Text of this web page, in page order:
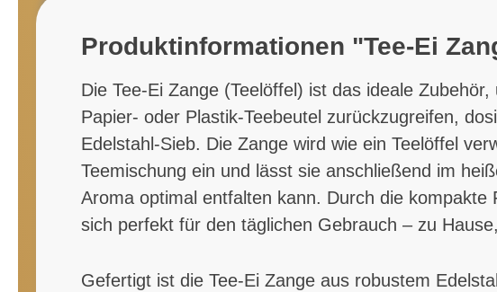
Produktinformationen "Tee-Ei
Die Tee-Ei Zange (Teelöffel) ist das ideale
Papier- oder Plastik-Teebeutel zurückzugreifen,
Edelstahl-Sieb. Die Zange wird wie ein Teelöffel
Teemischung ein und lässt sie anschließend im
Aroma optimal entfalten kann. Durch die
sich perfekt für den täglichen Gebrauch – zu
Gefertigt ist die Tee-Ei Zange aus robustem